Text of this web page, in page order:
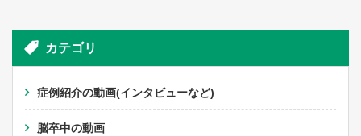
カテゴリ
症例紹介の動画(インタビューなど)
脳卒中の動画